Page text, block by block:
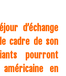
d’échange
cadre de son
pourront
en